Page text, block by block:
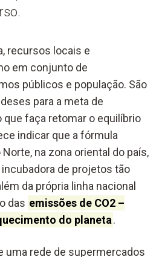
recursos locais e
em conjunto de
públicos e população. São
para a meta de
faça retomar o equilíbrio
indicar que a fórmula
na zona oriental do país,
de projetos tão
da própria linha nacional
das emissões de CO2 –
do planeta.
uma rede de supermercados